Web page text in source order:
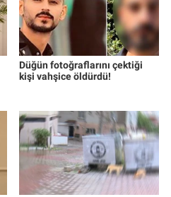
Düğün fotoğraflarını çektiği
kişi vahşice öldürdü!